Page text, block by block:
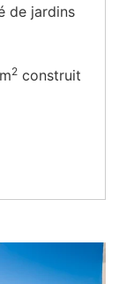
de jardins
2 construit